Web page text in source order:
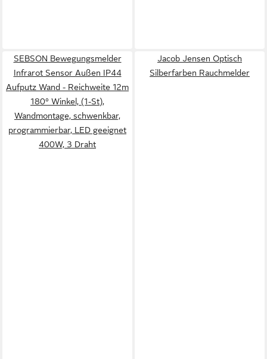
SEBSON Bewegungsmelder
Infrarot Sensor Außen IP44
Aufputz Wand - Reichweite 12m
180° Winkel, (1-St),
Wandmontage, schwenkbar,
programmierbar, LED geeignet
400W, 3 Draht
Jacob Jensen Optisch
Silberfarben Rauchmelder